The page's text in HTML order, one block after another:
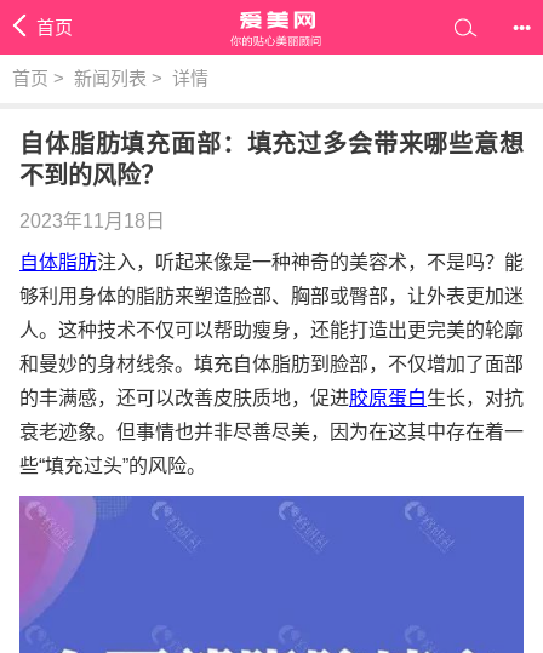
首页 •••
首页 > 新闻列表 > 详情
自体脂肪填充面部：填充过多会带来哪些意想
不到的风险？
2023年11月18日
自体脂肪注入，听起来像是一种神奇的美容术，不是吗？能
够利用身体的脂肪来塑造脸部、胸部或臀部，让外表更加迷
人。这种技术不仅可以帮助瘦身，还能打造出更完美的轮廓
和曼妙的身材线条。填充自体脂肪到脸部，不仅增加了面部
的丰满感，还可以改善皮肤质地，促进胶原蛋白生长，对抗
衰老迹象。但事情也并非尽善尽美，因为在这其中存在着一
些“填充过头”的风险。